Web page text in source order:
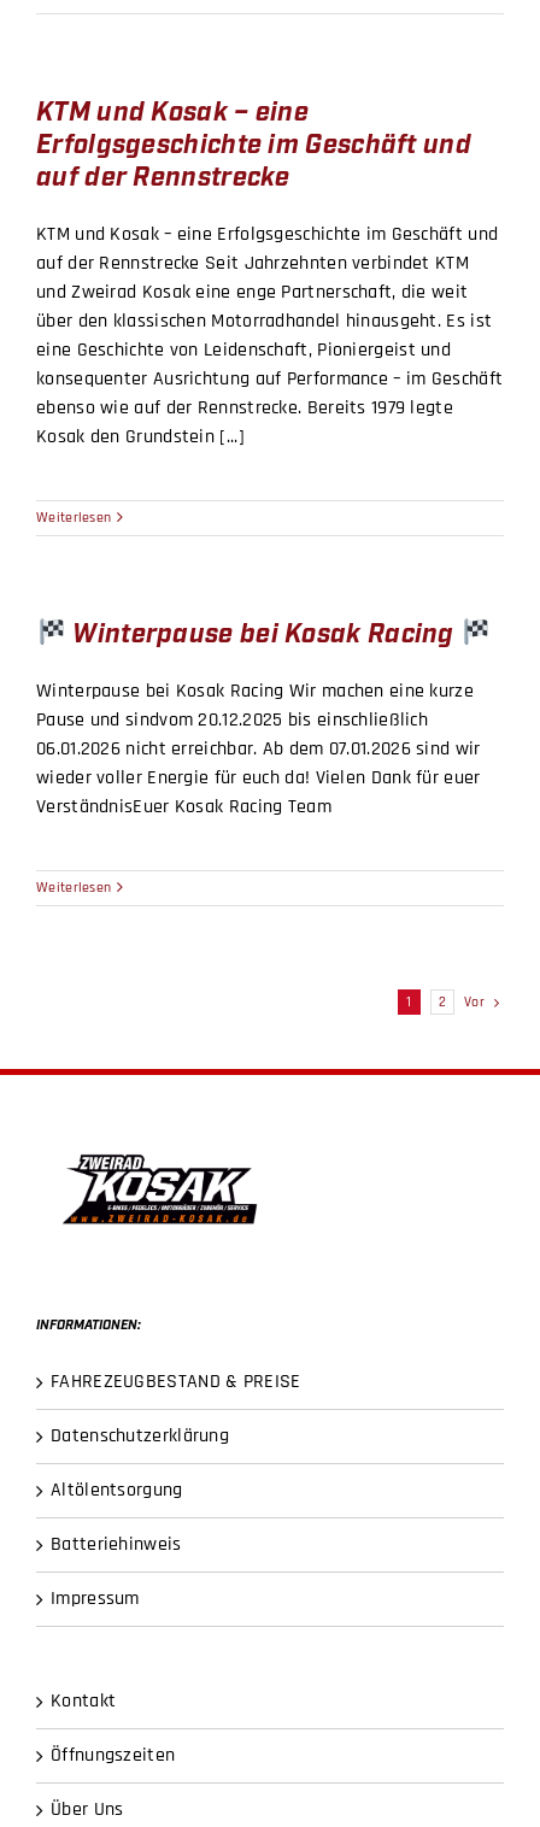
KTM und Kosak – eine
Erfolgsgeschichte im Geschäft und
auf der Rennstrecke
KTM und Kosak – eine Erfolgsgeschichte im Geschäft und
auf der Rennstrecke Seit Jahrzehnten verbindet KTM
und Zweirad Kosak eine enge Partnerschaft, die weit
über den klassischen Motorradhandel hinausgeht. Es ist
eine Geschichte von Leidenschaft, Pioniergeist und
konsequenter Ausrichtung auf Performance – im Geschäft
ebenso wie auf der Rennstrecke. Bereits 1979 legte
Kosak den Grundstein [...]
Weiterlesen
Winterpause bei Kosak Racing
Winterpause bei Kosak Racing Wir machen eine kurze
Pause und sindvom 20.12.2025 bis einschließlich
06.01.2026 nicht erreichbar. Ab dem 07.01.2026 sind wir
wieder voller Energie für euch da! Vielen Dank für euer
VerständnisEuer Kosak Racing Team
Weiterlesen
1 2 Vor
INFORMATIONEN:
FAHREZEUGBESTAND & PREISE
Datenschutzerklärung
Altölentsorgung
Batteriehinweis
Impressum
Kontakt
Öffnungszeiten
Über Uns